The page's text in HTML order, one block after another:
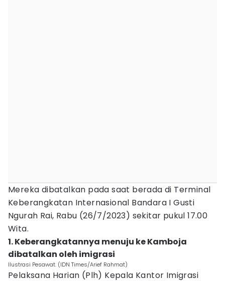
Mereka dibatalkan pada saat berada di Terminal
Keberangkatan Internasional Bandara I Gusti
Ngurah Rai, Rabu (26/7/2023) sekitar pukul 17.00
Wita.
1. Keberangkatannya menuju ke Kamboja
dibatalkan oleh imigrasi
Ilustrasi Pesawat. (IDN Times/Arief Rahmat)
Pelaksana Harian (Plh) Kepala Kantor Imigrasi